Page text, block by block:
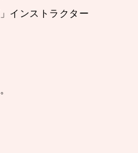
インストラクター